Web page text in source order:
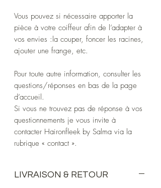
Vous pouvez si nécessaire apporter la
pièce à votre coiffeur afin de l’adapter à
vos envies :la couper, foncer les racines,
ajouter une frange, etc.
Pour toute autre information, consulter les
questions/réponses en bas de la page
d’accueil.
Si vous ne trouvez pas de réponse à vos
questionnements je vous invite à
contacter Haironfleek by Salma via la
rubrique « contact ».
LIVRAISON & RETOUR